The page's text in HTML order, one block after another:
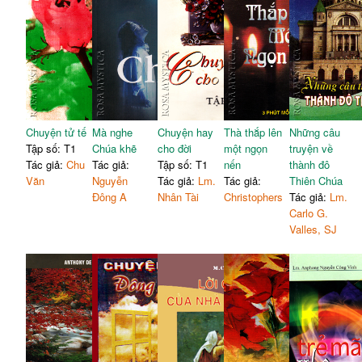
70- Lòng tham
71- Tức nước vỡ bờ
105
72- Của cho không
106
73- Đòi hỏi vô ích
107
74- Ở sao cho vừa lòng
người
108
75- Giải pháp lầm cầm
109
76- Đừng quá chủ quan
110
77- Hành vi giết chết tình
bạn
111
78- Muốn ăn xôi phải chịu
112
81- Than phiền
115
82- Khi đau mới biết sức
khỏe là vàng
116
83- Bí tích cao cả
117
84- Lời nói khích lệ
118
85- Thiên Chúa là tình yêu
119
171- Hạt kim cương vĩ đại
247
172- Bảy người khùng
249
173- Thăng tiến cuộc đời
250
174- Ếch ngồi đáy giếng
251
175- Thiết kế căn nhà
254
176- Cô gái xinh đẹp và
quái vật
255
177- Con mèo vô tội
257
178- Tìm kiếm Nước Trời
179- Giỡn với tử thần
261
180- Kỷ luật
181- Những mối bận tâm
265
Thánh
266
184- Sứ mạng của con
người
267
185- Thiếu tâm hồn
268
186- Ăn năn thống hối
271
187- Thái độ dửng dưng
272
Chuyện tử tế
Tập số: T1
Tác giả:Chu
Văn
Mà nghe
Chúa khẽ
Tác giả:
Nguyễn
Đông A
Chuyện hay
cho đời
Tập số: T1
Tác giả: Lm.
Nhân Tài
Thà thắp lên
một ngọn
nến
Tác giả:
Christophers
Những câu
truyện về
thành đô
Thiên Chúa
Tác giả: Lm.
Carlo G.
Valles, SJ